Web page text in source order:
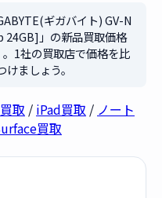
ギガバイト) GV-N
24GB]」の新品買取価格
1社の買取店で価格を比
ましょう。
取 / iPad買取 / ノート
買取